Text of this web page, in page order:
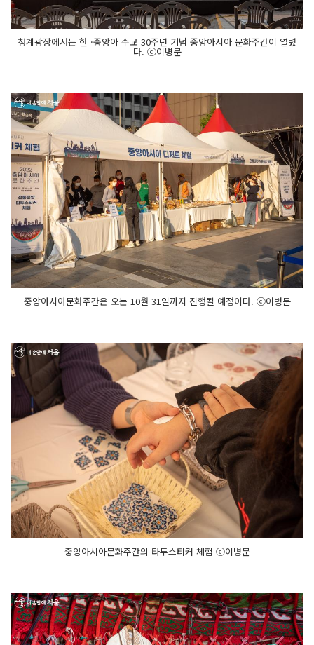
청계광장에서는 한 ·중앙아 수교 30주년 기념 중앙아시아 문화주간이 열렸
다. ⓒ이병문
중앙아시아문화주간은 오는 10월 31일까지 진행될 예정이다. ⓒ이병문
중앙아시아문화주간의 타투스티커 체험 ⓒ이병문